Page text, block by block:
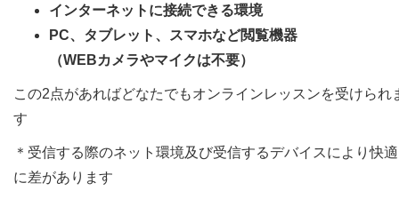
インターネットに接続できる環境
PC、タブレット、スマホなど閲覧機器
（WEBカメラやマイクは不要）
この2点があればどなたでもオンラインレッスンを受けられ
す
＊受信する際のネット環境及び受信するデバイスにより快
に差があります